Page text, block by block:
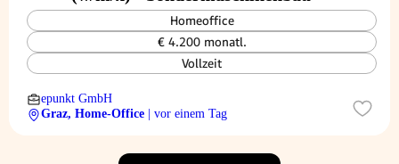
Homeoffice
€ 4.200 monatl.
Vollzeit
epunkt GmbH
Graz, Home-Office
| vor einem Tag